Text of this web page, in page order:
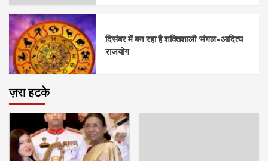
दिसंबर में बन रहा है शक्तिशाली ‘मंगल–आदित्य
राजयोग
ज़रा हटके